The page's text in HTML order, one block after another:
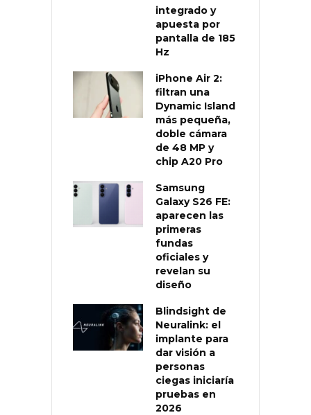
integrado y
apuesta por
pantalla de 185
Hz
iPhone Air 2:
filtran una
Dynamic Island
más pequeña,
doble cámara
de 48 MP y
chip A20 Pro
Samsung
Galaxy S26 FE:
aparecen las
primeras
fundas
oficiales y
revelan su
diseño
Blindsight de
Neuralink: el
implante para
dar visión a
personas
ciegas iniciaría
pruebas en
2026